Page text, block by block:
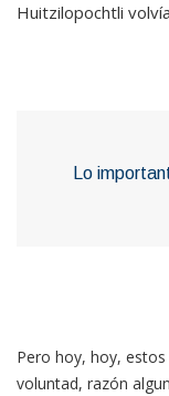
Huitzilopochtli
Lo
Pero hoy, hoy,
voluntad, razón